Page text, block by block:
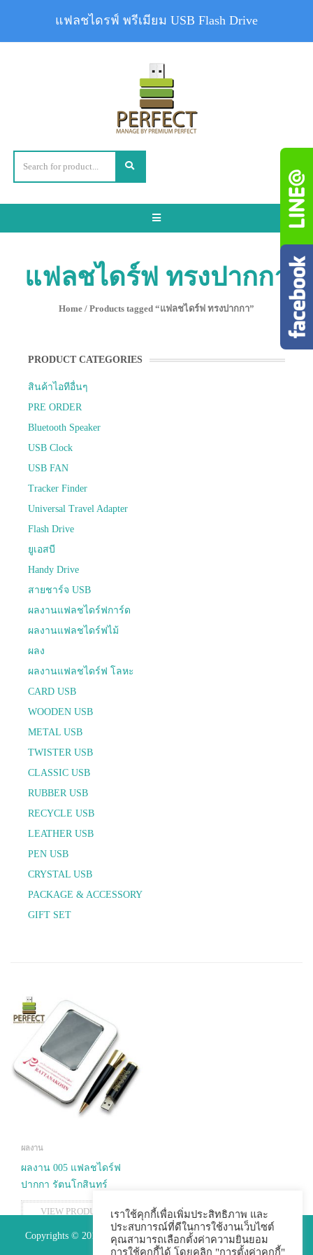
Toggle
แฟลชไดร์ฟ ทรงปากกา
Home / Products tagged “แฟลชไดร์ฟ ทรงปากกา”
PRODUCT CATEGORIES
สินค้าไอทีอื่นๆ
PRE ORDER
Bluetooth Speaker
USB Clock
USB FAN
Tracker Finder
Universal Travel Adapter
Flash Drive
ยูเอสบี
Handy Drive
สายชาร์จ USB
ผลงานแฟลชไดร์ฟการ์ด
ผลงานแฟลชไดร์ฟไม้
ผลง
ผลงานแฟลชไดร์ฟ โลหะ
CARD USB
WOODEN USB
METAL USB
TWISTER USB
CLASSIC USB
RUBBER USB
RECYCLE USB
LEATHER USB
PEN USB
CRYSTAL USB
PACKAGE & ACCESSORY
GIFT SET
ผลงาน
ผลงาน 005 แฟลชไดร์ฟ
ปากกา รัตนโกสินทร์
VIEW PRODUCTS
Copyrights © 2015 Premium Perfect Co.,ltd. All Rights Reserved.
เราใช้คุกกี้เพื่อเพิ่มประสิทธิภาพ และ
ประสบการณ์ที่ดีในการใช้งานเว็บไซต์
คุณสามารถเลือกตั้งค่าความยินยอม
การใช้คุกกี้ได้ โดยคลิก "การตั้งค่าคุกกี้"
แฟลชไดรฟ์ พรีเมียม USB Flash Drive